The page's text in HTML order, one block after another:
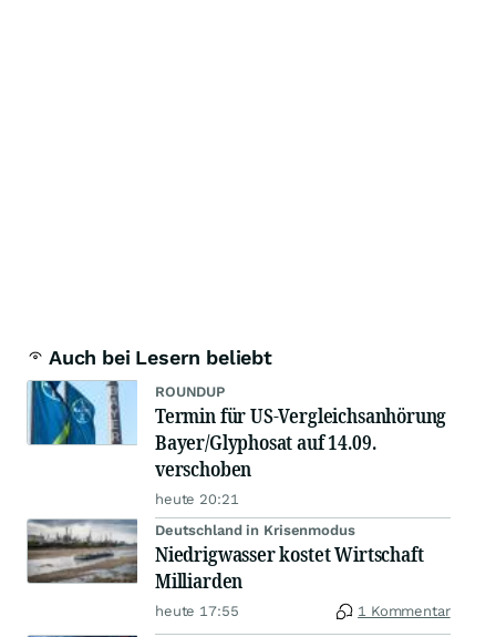
Auch bei Lesern beliebt
ROUNDUP
Termin für US-Vergleichsanhörung
Bayer/Glyphosat auf 14.09.
verschoben
heute 20:21
Deutschland in Krisenmodus
Niedrigwasser kostet Wirtschaft
Milliarden
heute 17:55 1 Kommentar